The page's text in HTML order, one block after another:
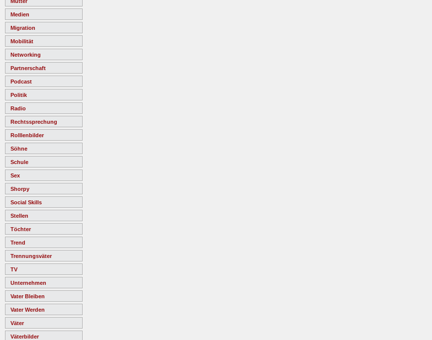
Medien
Migration
Mobilität
Networking
Partnerschaft
Podcast
Politik
Radio
Rechtssprechung
Rolllenbilder
Söhne
Schule
Sex
Shorpy
Social Skills
Stellen
Töchter
Trend
Trennungsväter
TV
Unternehmen
Vater Bleiben
Vater Werden
Väter
Väterbilder